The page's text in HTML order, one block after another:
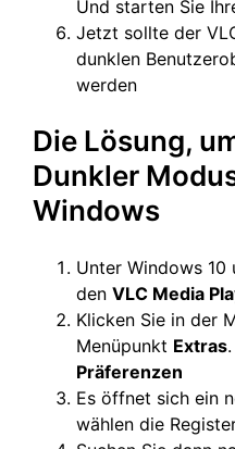
Und starten Sie
Jetzt sollte der
dunklen
werden
Die Lösung,
Dunkler
Windows
Unter Windows 10
den VLC Media
Klicken Sie in der
Menüpunkt Extras
Präferenzen
Es öffnet sich ein
wählen die